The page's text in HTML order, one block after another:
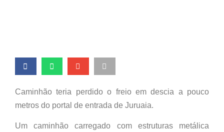
Caminhão teria perdido o freio em descia a pouco
metros do portal de entrada de Juruaia.
Um caminhão carregado com estruturas metálica